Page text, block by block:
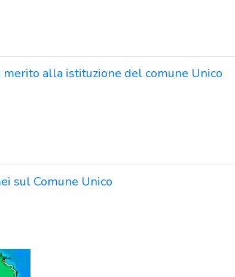
alla istituzione del comune Unico
sul Comune Unico